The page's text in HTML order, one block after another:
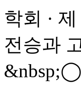
학회 ·
전승과
&nbsp;◯